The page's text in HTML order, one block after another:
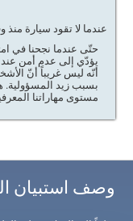
عندما لا تقود سيارة
حتّى عندما نجحنا في
يؤدّي إلى عدم أمن عند
أنّه ليس غريباً أنّ
بسبب زيد المسؤولية.
مستوى مهاراتنا
وصف استبيان